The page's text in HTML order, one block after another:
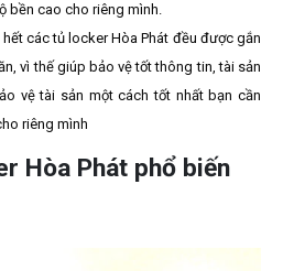
bền cao cho riêng mình.
các tủ locker Hòa Phát đều được gắn
vì thế giúp bảo vệ tốt thông tin, tài sản
vệ tài sản một cách tốt nhất bạn cần
riêng mình
Hòa Phát phổ biến